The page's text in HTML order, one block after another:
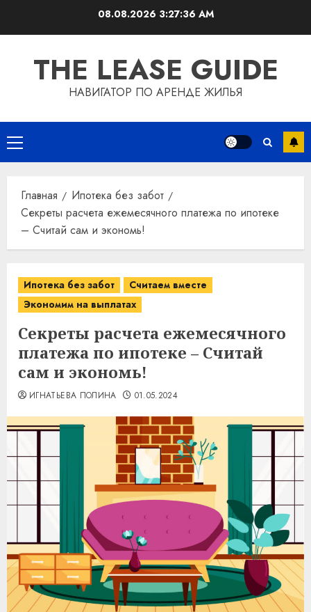
08.08.2026 3:27:37 AM
THE LEASE GUIDE
НАВИГАТОР ПО АРЕНДЕ ЖИЛЬЯ
Основное
меню
Главная
Ипотека без забот
Секреты расчета ежемесячного платежа по ипотеке
– Считай сам и экономь!
Ипотека без забот
Считаем вместе
Экономим на выплатах
Секреты расчета ежемесячного
платежа по ипотеке – Считай
сам и экономь!
ИГНАТЬЕВА ПОЛИНА 01.05.2024